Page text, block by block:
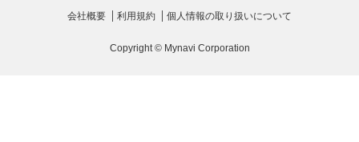
会社概要 利用規約 個人情報の取り扱いについて
Copyright © Mynavi Corporation